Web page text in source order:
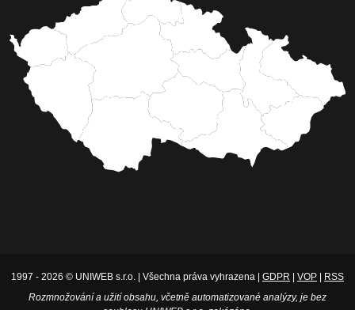
1997 - 2026 © UNIWEB s.r.o. | Všechna práva vyhrazena | GDPR VOP
RSS
Rozmnožování a užití obsahu, včetně automatizované analýzy, je bez